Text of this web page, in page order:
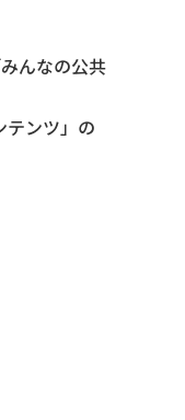
んなの公共
テンツ」の